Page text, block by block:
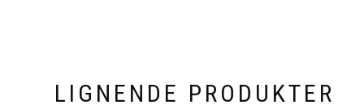
LIGNENDE PRODUKTER